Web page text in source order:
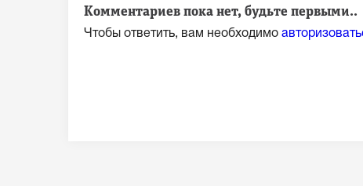
Комментариев пока нет, будьте первыми..
Чтобы ответить, вам необходимо